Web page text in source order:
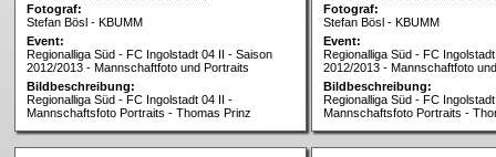
Fotograf:
Stefan Bösl - KBUMM
Event:
Regionalliga Süd - FC Ingolstadt 04 II - Saison
2012/2013 - Mannschaftfoto und Portraits
Bildbeschreibung:
Regionalliga Süd - FC Ingolstadt 04 II -
Mannschaftsfoto Portraits - Thomas Prinz
Fotograf:
Stefan Bösl - KBUMM
Event:
Regionalliga Süd - FC
2012/2013 - Mannschaftfoto
Bildbeschreibung:
Regionalliga Süd - FC
Mannschaftsfoto Portraits -